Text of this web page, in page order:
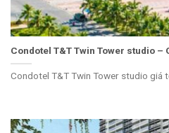
Condotel T&T Twin Tower studio –
Condotel T&T Twin Tower studio giá